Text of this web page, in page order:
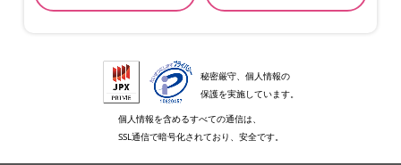
秘密厳守、個人情報の
保護を実施しています。
個人情報を含めるすべての通信は、
SSL通信で暗号化されており、安全です。